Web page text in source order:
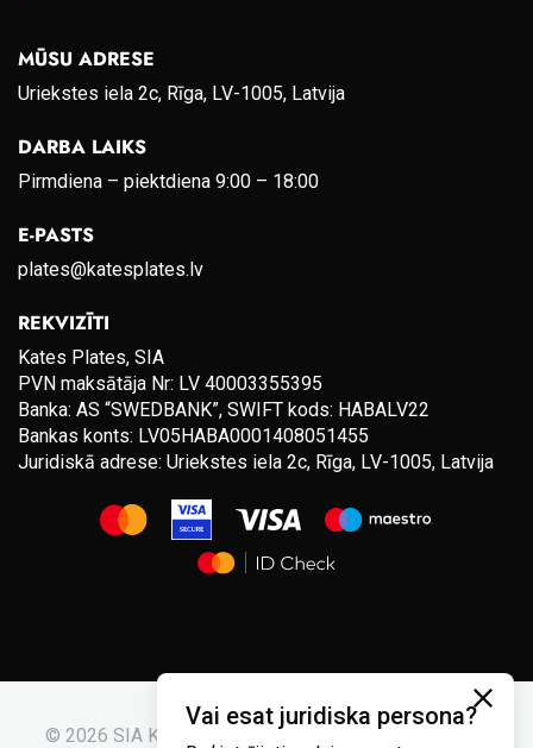
MŪSU ADRESE
Uriekstes iela 2c, Rīga, LV-1005, Latvija
DARBA LAIKS
Pirmdiena – piektdiena 9:00 – 18:00
E-PASTS
plates@katesplates.lv
REKVIZĪTI
Kates Plates, SIA
PVN maksātāja Nr: LV 40003355395
Banka: AS “SWEDBANK”, SWIFT kods: HABALV22
Bankas konts: LV05HABA0001408051455
Juridiskā adrese: Uriekstes iela 2c, Rīga, LV-1005, Latvija
© 2026 SIA Kates plates. Visas tiesības aizsargātas.
Vai esat juridiska persona?